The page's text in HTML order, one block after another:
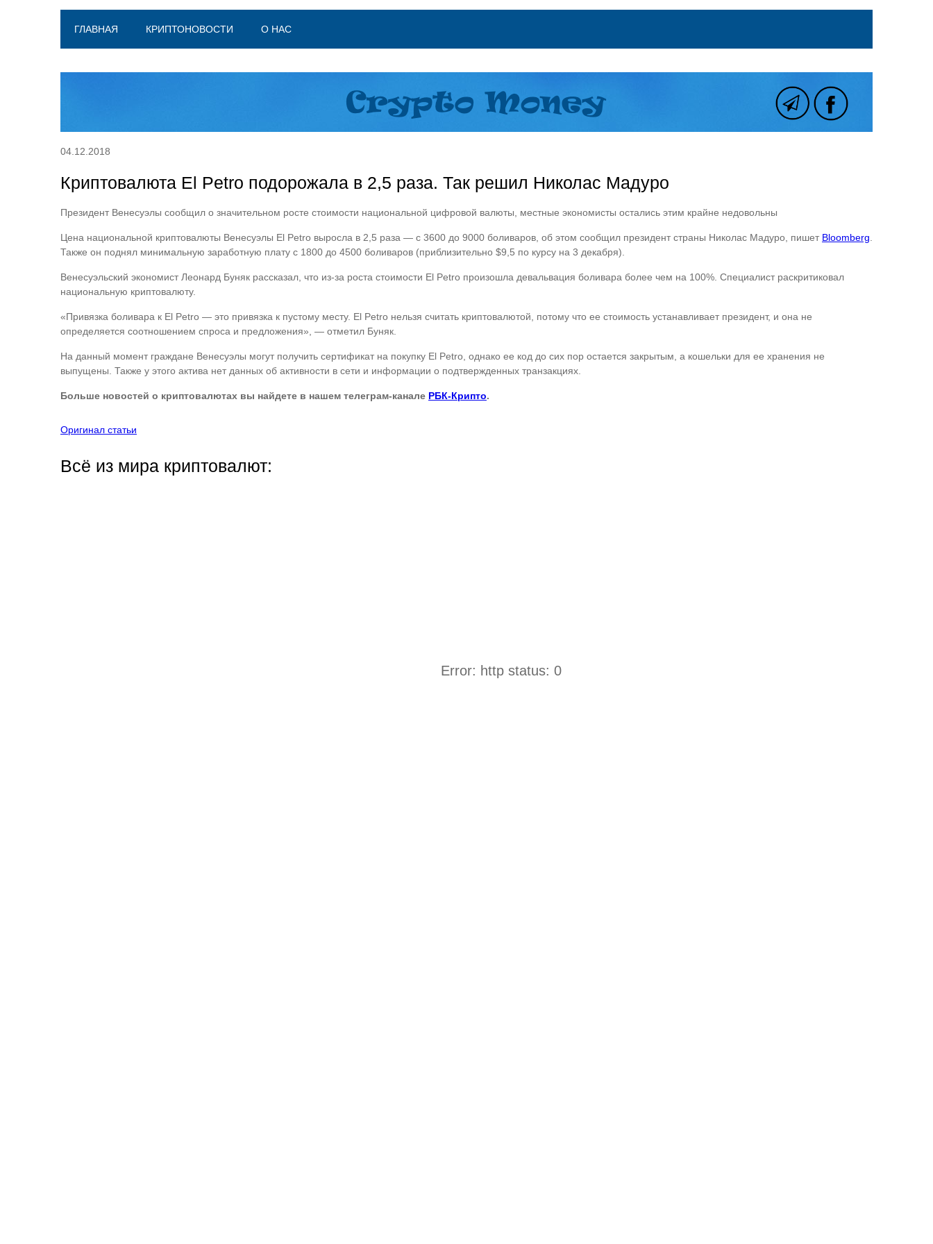
ГЛАВНАЯ КРИПТОНОВОСТИ О НАС
04.12.2018
Криптовалюта El Petro подорожала в 2,5 раза. Так решил Николас Мадуро
Президент Венесуэлы сообщил о значительном росте стоимости национальной цифровой валюты, местные экономисты остались этим крайне недовольны
Цена национальной криптовалюты Венесуэлы El Petro выросла в 2,5 раза — с 3600 до 9000 боливаров, об этом сообщил президент страны Николас Мадуро, пишет Bloomberg
Также он поднял минимальную заработную плату с 1800 до 4500 боливаров (приблизительно $9,5 по курсу на 3 декабря).
Венесуэльский экономист Леонард Буняк рассказал, что из-за роста стоимости El Petro произошла девальвация боливара более чем на 100%. Специалист раскритиковал
национальную криптовалюту.
«Привязка боливара к El Petro — это привязка к пустому месту. El Petro нельзя считать криптовалютой, потому что ее стоимость устанавливает президент, и она не
определяется соотношением спроса и предложения», — отметил Буняк.
На данный момент граждане Венесуэлы могут получить сертификат на покупку El Petro, однако ее код до сих пор остается закрытым, а кошельки для ее хранения не
выпущены. Также у этого актива нет данных об активности в сети и информации о подтвержденных транзакциях.
Больше новостей о криптовалютах вы найдете в нашем телеграм-канале РБК-Крипто.
Оригинал статьи
Всё из мира криптовалют:
Error: http status: 0